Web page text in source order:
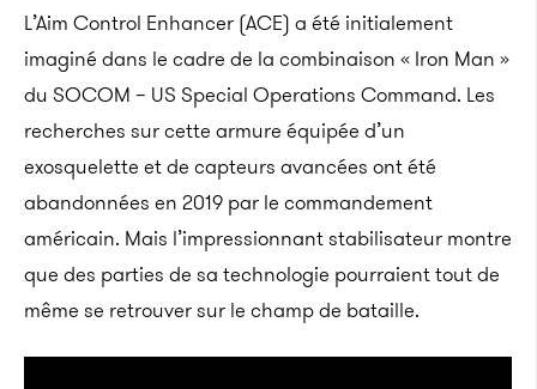
L’Aim Control Enhancer (ACE) a été initialement
imaginé dans le cadre de la combinaison « Iron Man »
du SOCOM – US Special Operations Command. Les
recherches sur cette armure équipée d’un
exosquelette et de capteurs avancées ont été
abandonnées en 2019 par le commandement
américain. Mais l’impressionnant stabilisateur montre
que des parties de sa technologie pourraient tout de
même se retrouver sur le champ de bataille.